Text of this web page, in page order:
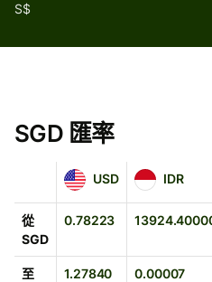
S$
SGD 匯率
USD
USD IDR
IDR
從
SGD
0.78223
至
1.27840 0.00007